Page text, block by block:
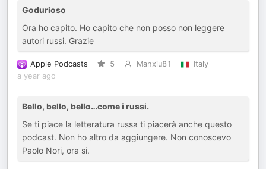
Godurioso
Ora ho capito. Ho capito che non posso non leggere
autori russi. Grazie
Apple Podcasts 5 Manxiu81
Italy
a year ago
Bello, bello, bello…come i russi.
Se ti piace la letteratura russa ti piacerà anche questo
podcast. Non ho altro da aggiungere. Non conoscevo
Paolo Nori, ora si.